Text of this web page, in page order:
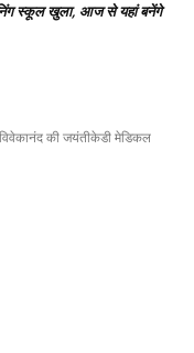
स्कूल खुला, आज से यहां बनेंगे